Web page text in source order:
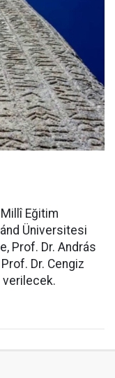
Eğitim
Üniversitesi
Prof. Dr. András
Dr. Cengiz
verilecek.